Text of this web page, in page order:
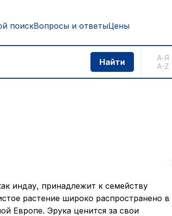
поискВопросы и ответыЦены
А-Я
A-Z
индау, принадлежит к семейству
растение широко распространено в
Европе. Эрука ценится за свои